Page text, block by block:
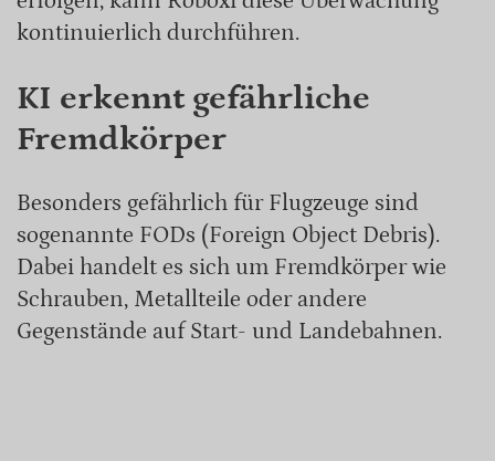
kontinuierlich durchführen.
KI erkennt gefährliche
Fremdkörper
Besonders gefährlich für Flugzeuge sind
sogenannte FODs (Foreign Object Debris).
Dabei handelt es sich um Fremdkörper wie
Schrauben, Metallteile oder andere
Gegenstände auf Start- und Landebahnen.